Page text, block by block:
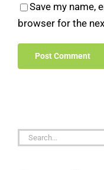
Save my name,
browser for the
Search